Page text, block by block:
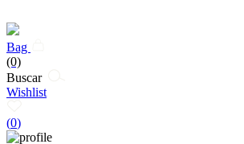
Bag
(0)
Buscar
Wishlist
(0)